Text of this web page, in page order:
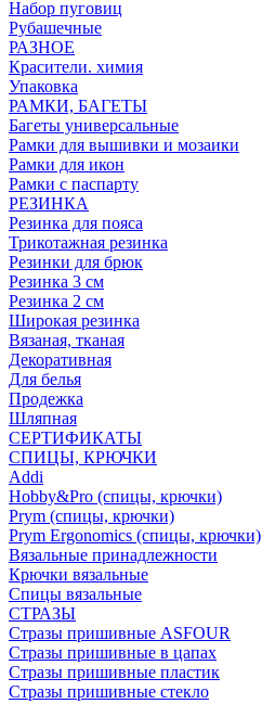
Набор пуговиц
Рубашечные
РАЗНОЕ
Красители. химия
Упаковка
РАМКИ, БАГЕТЫ
Багеты универсальные
Рамки для вышивки и мозаики
Рамки для икон
Рамки с паспарту
РЕЗИНКА
Резинка для пояса
Трикотажная резинка
Резинки для брюк
Резинка 3 см
Резинка 2 см
Широкая резинка
Вязаная, тканая
Декоративная
Для белья
Продежка
Шляпная
СЕРТИФИКАТЫ
СПИЦЫ, КРЮЧКИ
Addi
Hobby&Pro (спицы, крючки)
Prym (спицы, крючки)
Prym Ergonomics (спицы, крючки)
Вязальные принадлежности
Крючки вязальные
Спицы вязальные
СТРАЗЫ
Стразы пришивные ASFOUR
Стразы пришивные в цапах
Стразы пришивные пластик
Стразы пришивные стекло